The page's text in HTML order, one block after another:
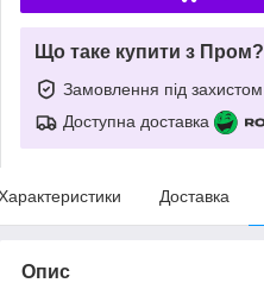
Що таке купити з Пром?
Замовлення під захистом
Доступна доставка
Доставка
Опис